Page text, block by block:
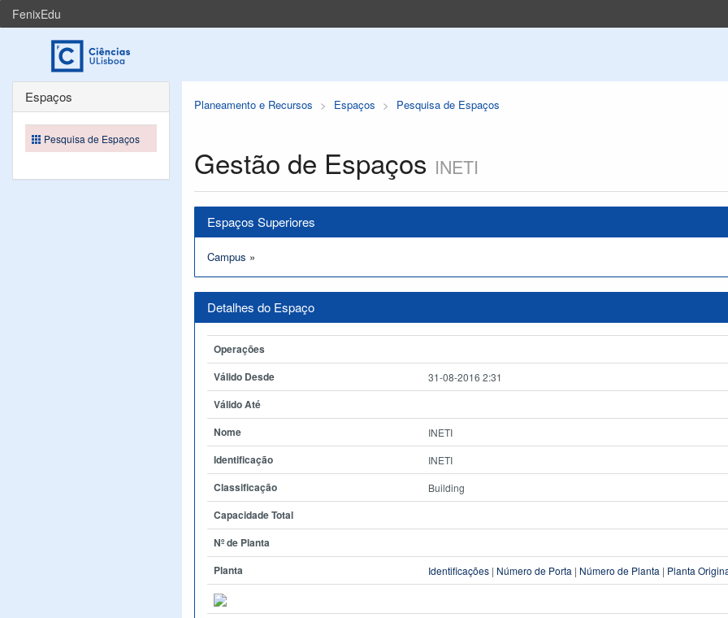
FenixEdu
Planeamento e Recursos Espaços Pesquisa de Espaços
Gestão de Espaços INETI
Espaços Superiores
Campus »
Detalhes do Espaço
Operações
Válido Desde
31-08-2016 2:31
Válido Até
Nome
INETI
Identificação INETI
Classificação Building
Capacidade Total
Nº de Planta
Planta
Identificações | Número de Porta | Número de Planta | Planta
Espaços
Pesquisa de Espaços